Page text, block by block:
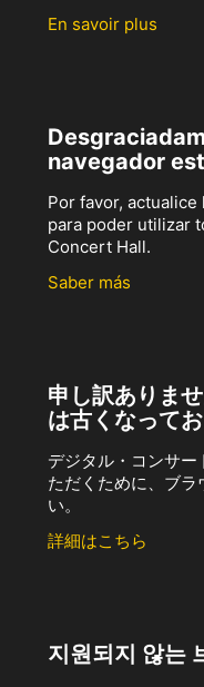
En savoir plus
navegador
Por favor,
para poder utilizar
Concert Hall.
Saber más
申し訳ありま
は古くなって
デジタル・コンサ
ただくために、ブラ
い。
詳細はこちら
지원되지 않는